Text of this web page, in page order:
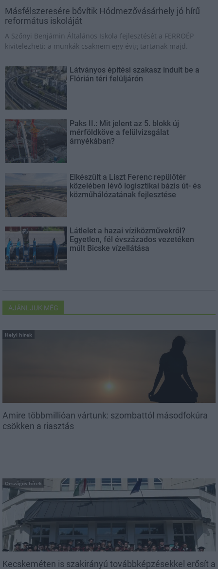
Másfélszeresére bővítik Hódmezővásárhely jó hírű
református iskoláját
A Szőnyi Benjámin Általános Iskola fejlesztését a FERROÉP
kivitelezheti; a munkák csaknem egy évig tartanak majd.
Látványos építési szakasz indult be a
Flórián téri felüljárón
Paks II.: Mit jelent az 5. blokk új
mérföldköve a felülvizsgálat
árnyékában?
Elkészült a Liszt Ferenc repülőtér
közelében lévő logisztikai bázis út- és
közműhálózatának fejlesztése
Látlelet a hazai víziközművekről?
Egyetlen, fél évszázados vezetéken
múlt Bicske vízellátása
AJÁNLJUK MÉG
Helyi hírek
Amire többmillióan vártunk: szombattól másodfokúra
csökken a riasztás
Országos hírek
Kecskeméten is szakirányú továbbképzésekkel erősít a